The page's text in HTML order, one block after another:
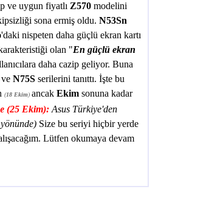
ve uygun fiyatlı Z570 modelini
sona ermiş oldu. N53Sn
'daki nispeten daha güçlü ekran kartı
olan "En güçlü ekran
daha cazip geliyor. Buna
ve N75S serilerini tanıttı. İşte bu
(18 Ekim) ancak Ekim sonuna kadar
(25 Ekim): Asus Türkiye'den
Size bu seriyi hiçbir yerde
Lütfen okumaya devam